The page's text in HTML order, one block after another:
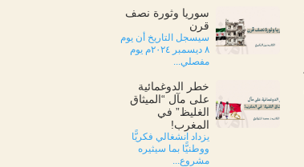
سوريا وثورة نصف
قرن
سيسجل التاريخ أن يوم
٨ ديسمبر ٢٠٢٤م يوم
مفصلي...
خطر الدوغمائية
على مآل “الميثاق
الغليظ” في
المغرب!
يزداد انشغالي فكريًّا
ووطنيًّا بما سيثيره
مشروع...